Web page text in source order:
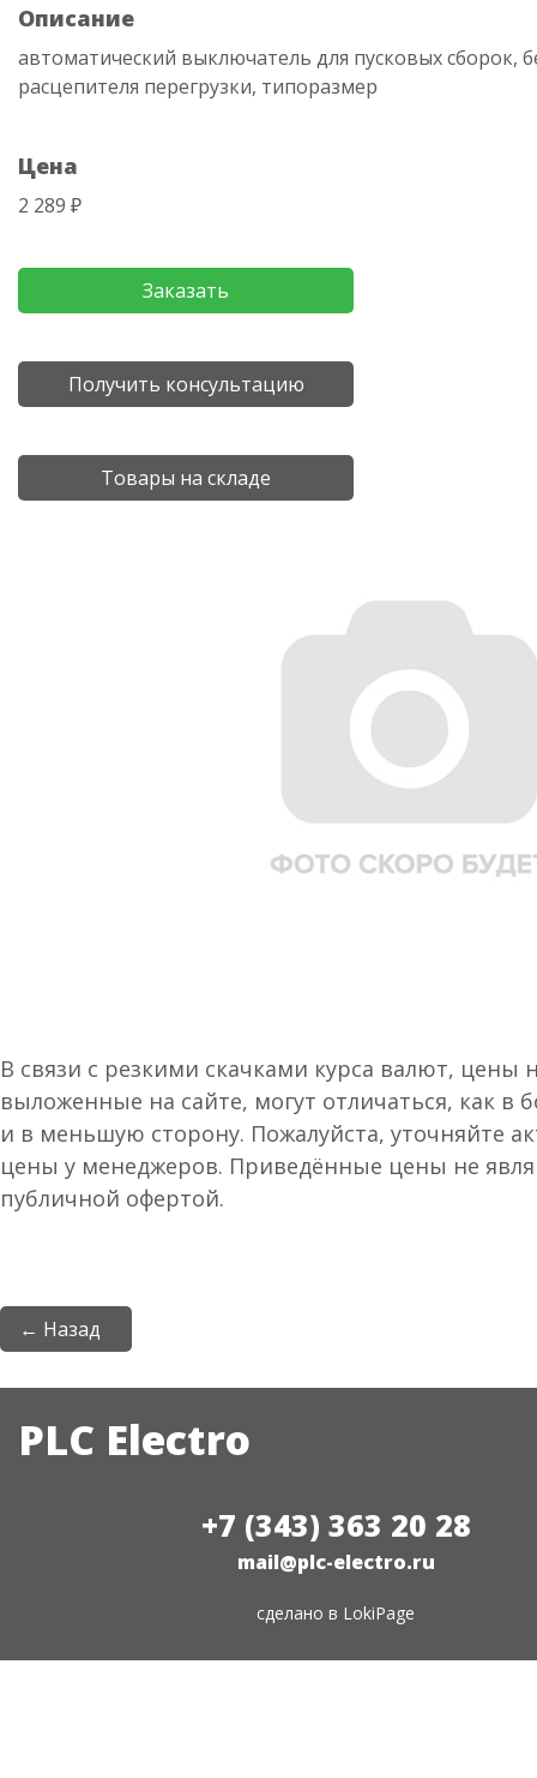
Описание
автоматический выключатель для пусковых сборок,
расцепителя перегрузки, типоразмер
Цена
2 289 ₽
Заказать
Получить консультацию
Товары на складе
В связи с резкими скачками курса валют, цены
выложенные на сайте, могут отличаться, как в
и в меньшую сторону. Пожалуйста, уточняйте
цены у менеджеров. Приведённые цены не
публичной офертой.
← Назад
PLC Electro
+7 (343) 363 20 28
mail@plc-electro.ru
сделано в LokiPage